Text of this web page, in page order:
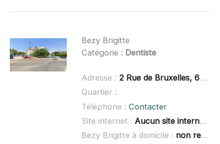
Bezy Brigitte
Catégorie : Dentiste
Adresse : 2 Rue de Bruxelles, 68260 Kingersheim, France
Quartier :
Téléphone : Contacter
Site internet : Aucun site internet connu
Bezy Brigitte à domicile : non renseigné